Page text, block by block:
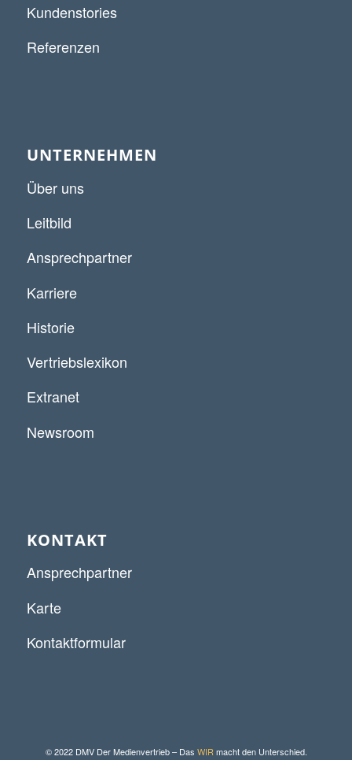
Kundenstories
Referenzen
UNTERNEHMEN
Über uns
Leitbild
Ansprechpartner
Karriere
Historie
Vertriebslexikon
Extranet
Newsroom
KONTAKT
Ansprechpartner
Karte
Kontaktformular
© 2022 DMV Der Medienvertrieb – Das WIRmacht den Unterschied.